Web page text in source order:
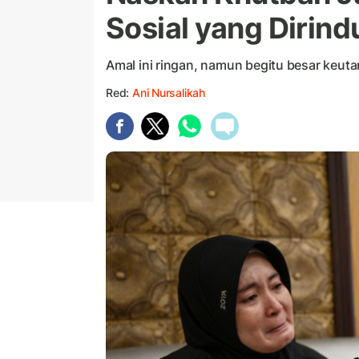
Sosial yang
Amal ini ringan, namun begitu besar
Red: Ani Nursalikah